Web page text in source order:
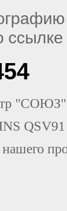
ссылке
"СОЮЗ"
QSV91